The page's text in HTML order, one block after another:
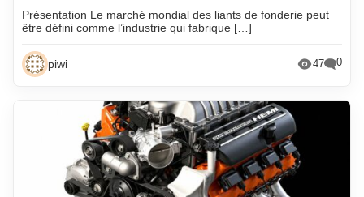
Présentation Le marché mondial des liants de fonderie peut
être défini comme l’industrie qui fabrique […]
piwi 47 0